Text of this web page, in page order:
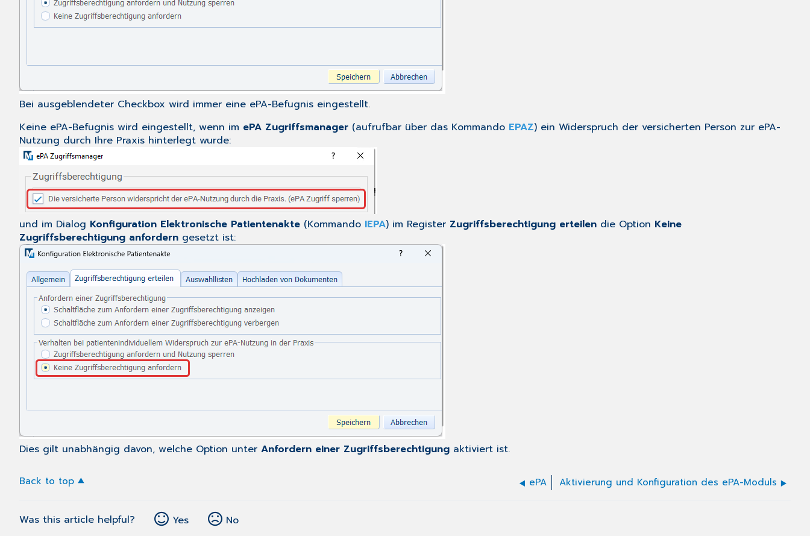
Bei ausgeblendeter Checkbox wird immer eine ePA-Befugnis eingestellt.
Keine ePA-Befugnis wird eingestellt, wenn im ePA Zugriffsmanager (aufrufbar über das Kommando EPAZ) ein Widerspruch der versicherten Person zur ePA-
Nutzung durch Ihre Praxis hinterlegt wurde:
und im Dialog Konfiguration Elektronische Patientenakte (Kommando IEPA) im Register Zugriffsberechtigung erteilen die Option Keine
Zugriffsberechtigung anfordern gesetzt ist:
Dies gilt unabhängig davon, welche Option unter Anfordern einer Zugriffsberechtigung aktiviert ist.
Back to top ePA Aktivierung und Konfiguration des ePA-Moduls
Was this article helpful? Yes No